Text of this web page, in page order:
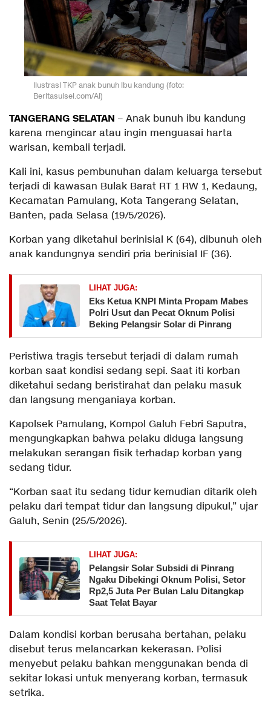
Ilustrasi TKP anak bunuh ibu kandung (foto:
Beritasulsel.com/AI)
TANGERANG SELATAN – Anak bunuh ibu kandung
karena mengincar atau ingin menguasai harta
warisan, kembali terjadi.
Kali ini, kasus pembunuhan dalam keluarga tersebut
terjadi di kawasan Bulak Barat RT 1 RW 1, Kedaung,
Kecamatan Pamulang, Kota Tangerang Selatan,
Banten, pada Selasa (19/5/2026).
Korban yang diketahui berinisial K (64), dibunuh oleh
anak kandungnya sendiri pria berinisial IF (36).
LIHAT JUGA:
Eks Ketua KNPI Minta Propam Mabes
Polri Usut dan Pecat Oknum Polisi
Beking Pelangsir Solar di Pinrang
Peristiwa tragis tersebut terjadi di dalam rumah
korban saat kondisi sedang sepi. Saat iti korban
diketahui sedang beristirahat dan pelaku masuk
dan langsung menganiaya korban.
Kapolsek Pamulang, Kompol Galuh Febri Saputra,
mengungkapkan bahwa pelaku diduga langsung
melakukan serangan fisik terhadap korban yang
sedang tidur.
“Korban saat itu sedang tidur kemudian ditarik oleh
pelaku dari tempat tidur dan langsung dipukul,” ujar
Galuh, Senin (25/5/2026).
LIHAT JUGA:
Pelangsir Solar Subsidi di Pinrang
Ngaku Dibekingi Oknum Polisi, Setor
Rp2,5 Juta Per Bulan Lalu Ditangkap
Saat Telat Bayar
Dalam kondisi korban berusaha bertahan, pelaku
disebut terus melancarkan kekerasan. Polisi
menyebut pelaku bahkan menggunakan benda di
sekitar lokasi untuk menyerang korban, termasuk
setrika.